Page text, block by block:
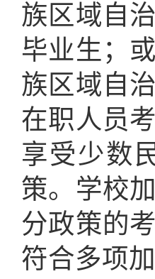
族区域自
毕业生；
族区域自
在职人员
享受少数
策。学校
分政策的
符合多项